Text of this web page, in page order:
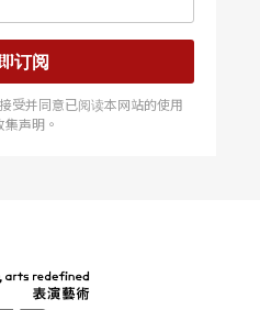
订阅
受并同意已阅读本网站的使用
声明。